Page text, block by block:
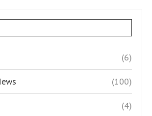
(6)
(100)
(4)